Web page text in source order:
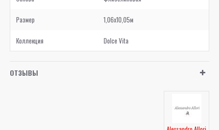
Размер 1,06x10,05м
Коллекция Dolce Vita
ОТЗЫВЫ